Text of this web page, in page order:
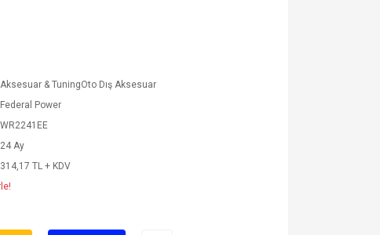
Aksesuar & TuningOto Dış Aksesuar
Federal Power
WR2241EE
24 Ay
314,17 TL + KDV